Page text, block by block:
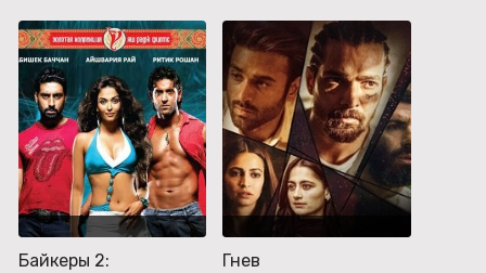
Байкеры 2:
Гнев